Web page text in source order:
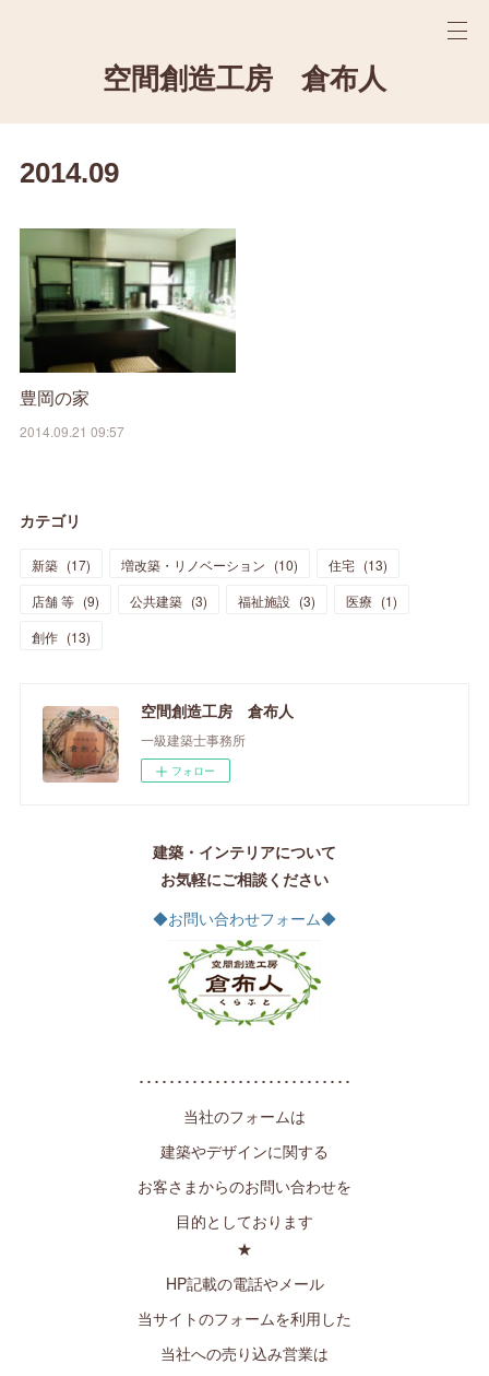
空間創造工房 倉布人
2014.09
豊岡の家
2014.09.21 09:57
カテゴリ
新築 (17) 増改築・リノベーション (10) 住宅 (13)
店舗 等 (9) 公共建築 (3) 福祉施設 (3) 医療 (1)
創作 (13)
空間創造工房 倉布人
一級建築士事務所
フォロー
建築・インテリアについて
お気軽にご相談ください
◆お問い合わせフォーム◆
････････････････････････････
当社のフォームは
建築やデザインに関する
お客さまからのお問い合わせを
目的としております
★
HP記載の電話やメール
当サイトのフォームを利用した
当社への売り込み営業は